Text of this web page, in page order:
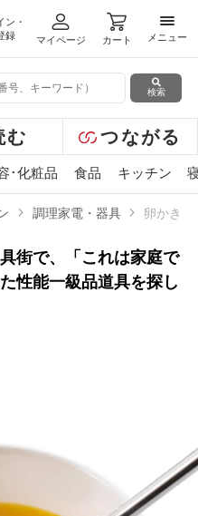
ン・
録
マイページ カート
メニ
メニュー
検索
む つながる
･化粧品 食品 キッチン
調理家電・器具 卵かきま
街で、「これは家庭で
性能一級品道具を探し